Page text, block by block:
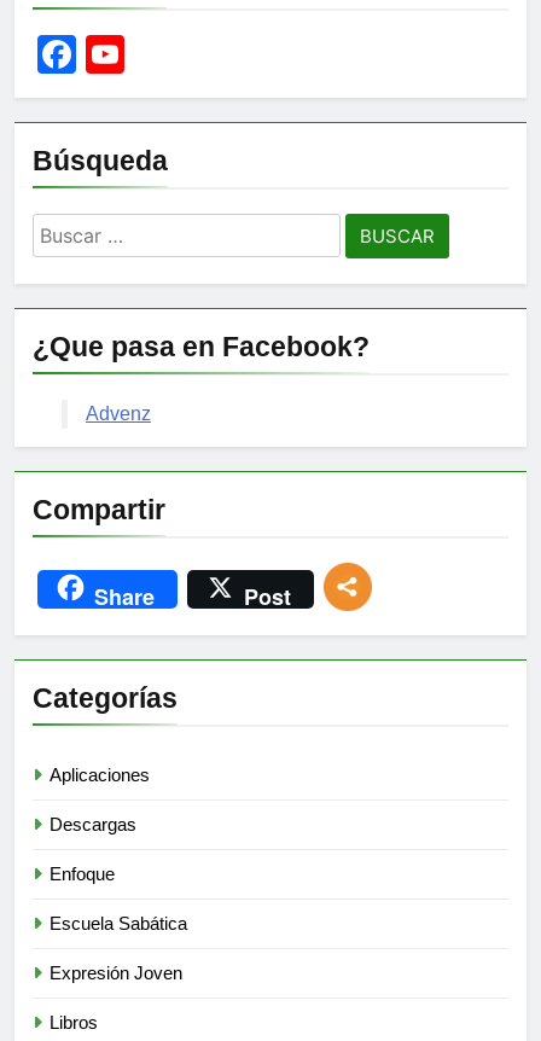
Facebook
Channel
Búsqueda
Buscar:
¿Que pasa en Facebook?
Advenz
Compartir
Share Post
Categorías
Aplicaciones
Descargas
Enfoque
Escuela Sabática
Expresión Joven
Libros